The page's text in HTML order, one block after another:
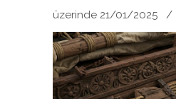
üzerinde 21/01/2025 /